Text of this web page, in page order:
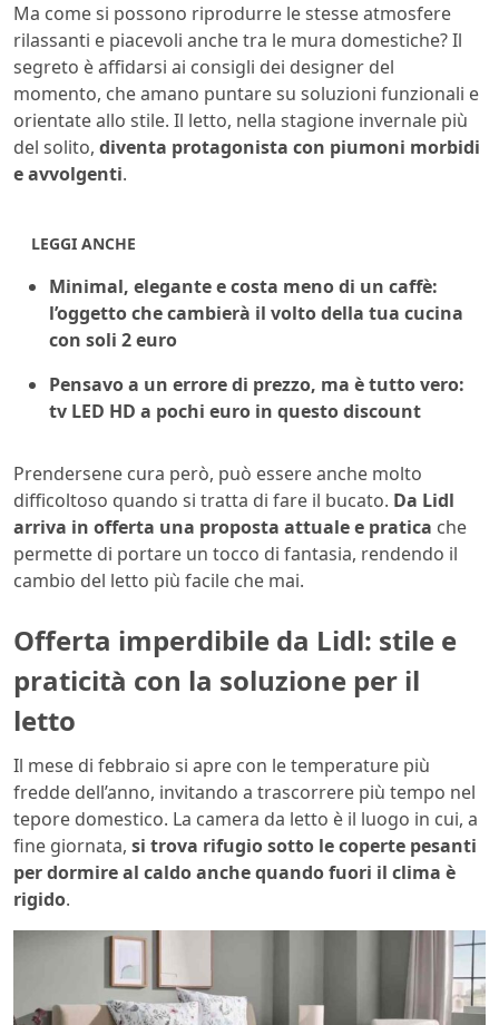
Ma come si possono riprodurre le stesse atmosfere
rilassanti e piacevoli anche tra le mura domestiche? Il
segreto è affidarsi ai consigli dei designer del
momento, che amano puntare su soluzioni funzionali e
orientate allo stile. Il letto, nella stagione invernale più
del solito, diventa protagonista con piumoni morbidi
e avvolgenti.
LEGGI ANCHE
Minimal, elegante e costa meno di un caffè:
l’oggetto che cambierà il volto della tua cucina
con soli 2 euro
Pensavo a un errore di prezzo, ma è tutto vero:
tv LED HD a pochi euro in questo discount
Prendersene cura però, può essere anche molto
difficoltoso quando si tratta di fare il bucato. Da Lidl
arriva in offerta una proposta attuale e pratica che
permette di portare un tocco di fantasia, rendendo il
cambio del letto più facile che mai.
Offerta imperdibile da Lidl: stile e
praticità con la soluzione per il
letto
Il mese di febbraio si apre con le temperature più
fredde dell’anno, invitando a trascorrere più tempo nel
tepore domestico. La camera da letto è il luogo in cui, a
fine giornata, si trova rifugio sotto le coperte pesanti
per dormire al caldo anche quando fuori il clima è
rigido.